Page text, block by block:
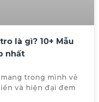
là gì? 10+ Mẫu
nhất
trong mình vẻ
và hiện đại đem